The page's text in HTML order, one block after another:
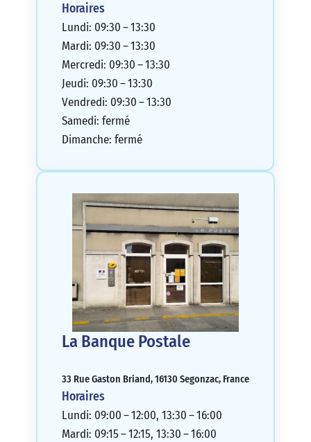
Horaires
Lundi: 09:30 – 13:30
Mardi: 09:30 – 13:30
Mercredi: 09:30 – 13:30
Jeudi: 09:30 – 13:30
Vendredi: 09:30 – 13:30
Samedi: fermé
Dimanche: fermé
La Banque Postale
33 Rue Gaston Briand, 16130 Segonzac, France
Horaires
Lundi: 09:00 – 12:00, 13:30 – 16:00
Mardi: 09:15 – 12:15, 13:30 – 16:00